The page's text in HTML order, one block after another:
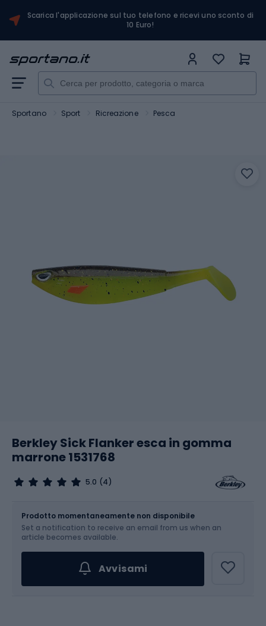
Scarica l'applicazione sul tuo telefono e ricevi uno sconto di
10 Euro!
Sportano Sport Ricreazione Pesca
Berkley Sick Flanker esca in gomma
marrone 1531768
5.0 (4)
Scegli un'opzione...
Prodotto momentaneamente non disponibile
Set a notification to receive an email from us when an
article becomes available.
Avvisami